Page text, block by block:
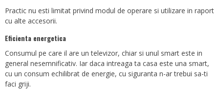
Practic nu esti limitat privind modul de operare si utilizare in raport
cu alte accesorii.
Eficienta energetica
Consumul pe care il are un televizor, chiar si unul smart este in
general nesemnificativ. Iar daca intreaga ta casa este una smart,
cu un consum echilibrat de energie, cu siguranta n-ar trebui sa-ti
faci griji.